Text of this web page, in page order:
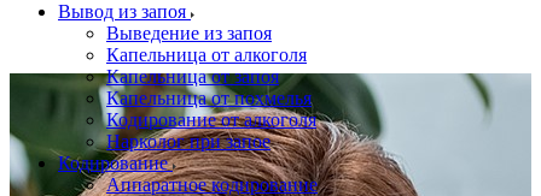
Вывод из запоя
Выведение из запоя
Капельница от алкоголя
Капельница от запоя
Капельница от похмелья
Кодирование от алкоголя
Нарколог при запое
Кодирование
Аппаратное кодирование